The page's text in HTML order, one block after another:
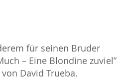
für seinen Bruder
– Eine Blondine zuviel”
David Trueba.